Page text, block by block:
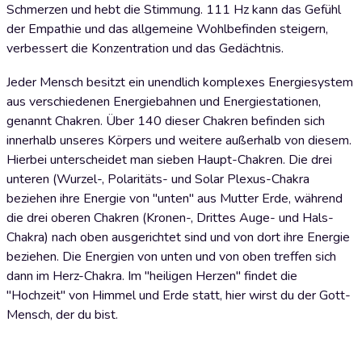
Schmerzen und hebt die Stimmung. 111 Hz kann das Gefühl
der Empathie und das allgemeine Wohlbefinden steigern,
verbessert die Konzentration und das Gedächtnis.
Jeder Mensch besitzt ein unendlich komplexes Energiesystem
aus verschiedenen Energiebahnen und Energiestationen,
genannt Chakren. Über 140 dieser Chakren befinden sich
innerhalb unseres Körpers und weitere außerhalb von diesem.
Hierbei unterscheidet man sieben Haupt-Chakren. Die drei
unteren (Wurzel-, Polaritäts- und Solar Plexus-Chakra
beziehen ihre Energie von "unten" aus Mutter Erde, während
die drei oberen Chakren (Kronen-, Drittes Auge- und Hals-
Chakra) nach oben ausgerichtet sind und von dort ihre Energie
beziehen. Die Energien von unten und von oben treffen sich
dann im Herz-Chakra. Im "heiligen Herzen" findet die
"Hochzeit" von Himmel und Erde statt, hier wirst du der Gott-
Mensch, der du bist.